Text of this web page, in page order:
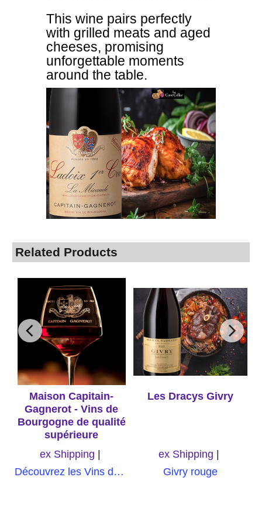
This wine pairs perfectly
with grilled meats and aged
cheeses, promising
unforgettable moments
around the table.
Related Products
Maison Capitain-
Gagnerot - Vins de
Bourgogne de qualité
supérieure
ex Shipping
Découvrez les Vins de Bourgogne de qualité supérieure de Maison Capitain-Gagnerot, une expérience sensorielle inoubliable qui saura séduire les amateurs de vin les plus exigeants
Les Dracys Givry
ex Shipping
Givry rouge